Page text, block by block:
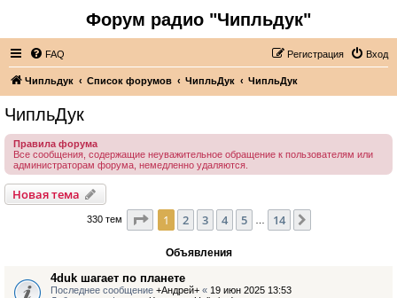
Форум радио "Чипльдук"
FAQ Вход
Регистрация
Чипльдук Список форумов ЧипльДук ЧипльДук
ЧипльДук
Правила форума
Все сообщения, содержащие неуважительное обращение к пользователям или
администраторам форума, немедленно удаляются.
Новая тема
330 тем Страница из 14
1 2 3 4 5 14
Объявления
4duk шагает по планете
Последнее сообщение +Андрей+ « 19 июн 2025 13:53